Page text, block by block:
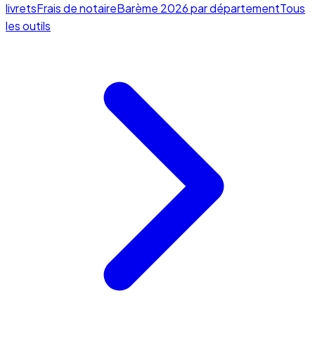
livretsFrais de notaireBarème 2026 par départementTous
les outils